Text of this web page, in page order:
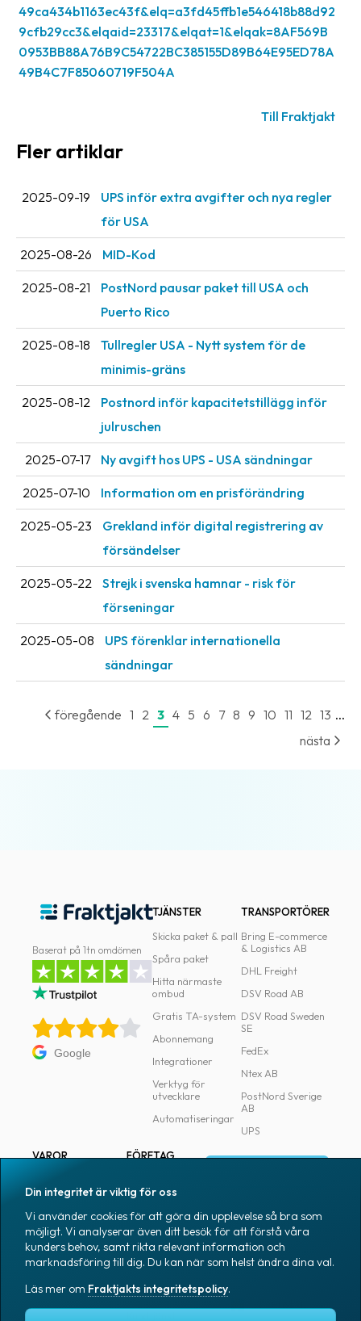
Integritet
Förbjudet
och
49ca434b1163ec43f&elq=a3fd45ffb1e546418b88d92
9cfb29cc3&elqaid=23317&elqat=1&elqak=8AF569B
0953BB88A76B9C54722BC385155D89B64E95ED78A
49B4C7F85060719F504A
Till Fraktjakt
Fler artiklar
2025-09-19
UPS inför extra avgifter och nya regler
för USA
2025-08-26 MID-Kod
2025-08-21
PostNord pausar paket till USA och
Puerto Rico
2025-08-18
Tullregler USA - Nytt system för de
minimis-gräns
2025-08-12
Postnord inför kapacitetstillägg inför
julruschen
2025-07-17 Ny avgift hos UPS - USA sändningar
2025-07-10 Information om en prisförändring
2025-05-23
Grekland inför digital registrering av
försändelser
2025-05-22
Strejk i svenska hamnar - risk för
förseningar
2025-05-08
UPS förenklar internationella
sändningar
föregående 1 2 3 4 5 6 7 8 9 10 11 12 13 ...
nästa
Baserat på 1tn omdömen
Google
TJÄNSTER
Skicka paket & pall
Spåra paket
Hitta närmaste
ombud
Gratis TA-system
Abonnemang
Integrationer
Verktyg för
utvecklare
Automatiseringar
TRANSPORTÖRER
Bring E-commerce
& Logistics AB
DHL Freight
DSV Road AB
DSV Road Sweden
SE
FedEx
Ntex AB
PostNord Sverige
AB
UPS
VAROR
Märkning
Emballage
Emballagetillbehör
Kontorsvaror
FÖRETAG
Pressrum
Medarbetare
Jobb & karriär
Nyhetsarkiv
Blogg
Skapa konto
Din integritet är viktig för oss
Vi använder cookies för att göra din upplevelse så bra som
möjligt. Vi analyserar även ditt besök för att förstå våra
kunders behov, samt rikta relevant information och
marknadsföring till dig. Du kan när som helst ändra dina val.
Läs mer om Fraktjakts integritetspolicy.